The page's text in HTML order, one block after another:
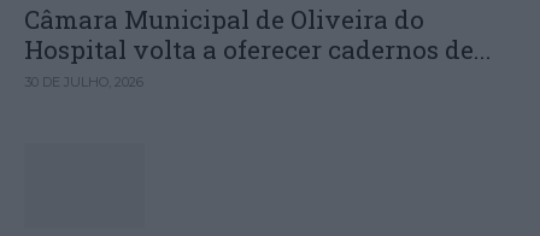
Câmara Municipal de Oliveira do
Hospital volta a oferecer cadernos de...
30 DE JULHO, 2026